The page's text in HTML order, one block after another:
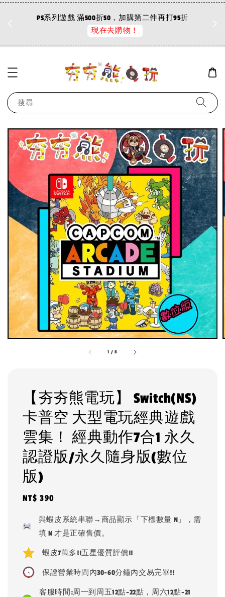
PS系列遊戲 滿500折50，加購第二件再打95折
現在去購物！
搜尋
1 /8
【夯夯熊電玩】 Switch(NS)
卡普空 大型電玩經典遊戲
雲集！ 經典動作7合1 永久
認證版/永久隨身版(數位
版)
Regular
NT$ 390
與蝦皮系統串聯→商品顯示「下標數量 N」，需
填 N 才是正確售價。
蝦皮7萬多!!五星優質評價!!
保證營業時間內30-60分鐘內交易完畢!!
客服時間:周一到周五12點-22點，周六12點-21